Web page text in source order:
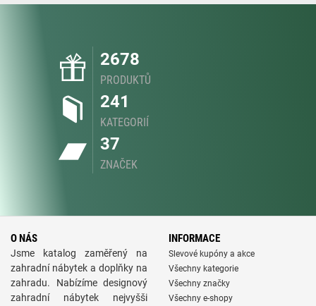
2678
PRODUKTŮ
241
KATEGORIÍ
37
ZNAČEK
O NÁS
Jsme katalog zaměřený na
zahradní nábytek a doplňky na
zahradu. Nabízíme designový
zahradní nábytek nejvyšši
INFORMACE
Slevové kupóny a akce
Všechny kategorie
Všechny značky
Všechny e-shopy